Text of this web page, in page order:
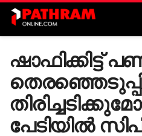
ഷാഫിക്കിട്ട്
പേടിയിൽ